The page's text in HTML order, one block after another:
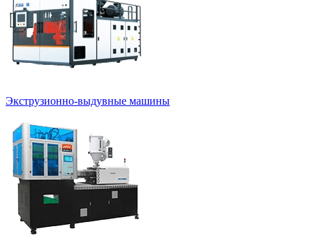
Экструзионно-выдувные машины